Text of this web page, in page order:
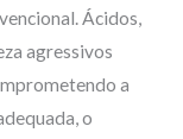
Ácidos,
agressivos
a
o